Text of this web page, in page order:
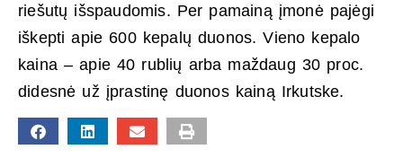
riešutų išspaudomis. Per pamainą įmonė pajėgi
iškepti apie 600 kepalų duonos. Vieno kepalo
kaina – apie 40 rublių arba maždaug 30 proc.
didesnė už įprastinę duonos kainą Irkutske.